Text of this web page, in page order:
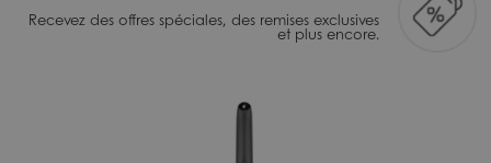
Recevez des offres spéciales, des remises exclusives
et plus encore.